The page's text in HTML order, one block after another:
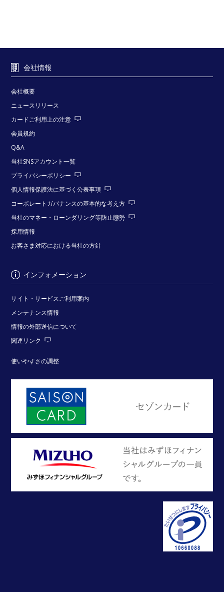
会社情報
会社概要
ニュースリリース
カードご利用上の注意
会員規約
Q&A
当社SNSアカウント一覧
プライバシーポリシー
個人情報保護法に基づく公表事項
コーポレートガバナンスの基本的な考え方
当社のマネー・ローンダリング等防止態勢
採用情報
お客さま対応における当社の方針
インフォメーション
サイト・サービスご利用案内
メンテナンス情報
情報の外部送信について
関連リンク
使いやすさの調整